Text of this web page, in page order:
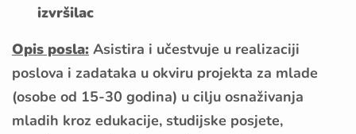
izvršilac
Opis posla: Asistira i učestvuje u realizaciji
poslova i zadataka u okviru projekta za mlade
(osobe od 15-30 godina) u cilju osnaživanja
mladih kroz edukacije, studijske posjete,